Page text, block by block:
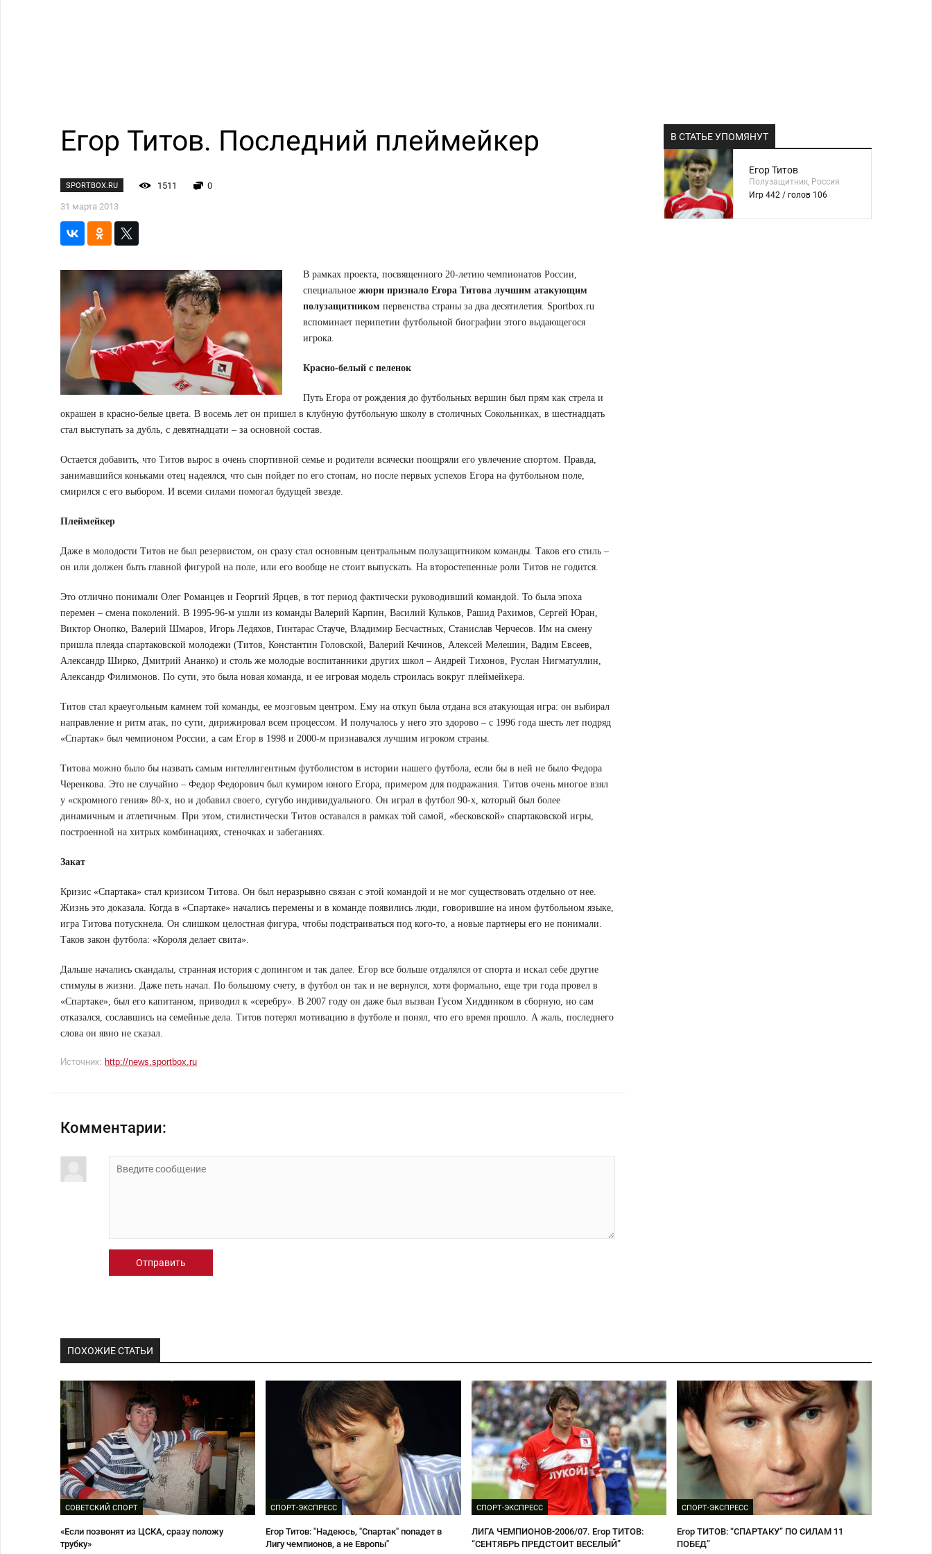
Егор Титов. Последний плеймейкер
SPORTBOX.RU 1511
0
31 марта 2013
В рамках проекта, посвященного 20-летию чемпионатов России,
специальное жюри признало Егора Титова лучшим атакующим
полузащитником первенства страны за два десятилетия. Sportbox.ru
вспоминает перипетии футбольной биографии этого выдающегося
игрока.
Красно-белый с пеленок
Путь Егора от рождения до футбольных вершин был прям как стрела и
окрашен в красно-белые цвета. В восемь лет он пришел в клубную футбольную школу в столичных Сокольниках, в шестнадцать
стал выступать за дубль, с девятнадцати – за основной состав.
Остается добавить, что Титов вырос в очень спортивной семье и родители всячески поощряли его увлечение спортом. Правда,
занимавшийся коньками отец надеялся, что сын пойдет по его стопам, но после первых успехов Егора на футбольном поле,
смирился с его выбором. И всеми силами помогал будущей звезде.
Плеймейкер
Даже в молодости Титов не был резервистом, он сразу стал основным центральным полузащитником команды. Таков его стиль –
он или должен быть главной фигурой на поле, или его вообще не стоит выпускать. На второстепенные роли Титов не годится.
Это отлично понимали Олег Романцев и Георгий Ярцев, в тот период фактически руководивший командой. То была эпоха
перемен – смена поколений. В 1995-96-м ушли из команды Валерий Карпин, Василий Кульков, Рашид Рахимов, Сергей Юран,
Виктор Онопко, Валерий Шмаров, Игорь Ледяхов, Гинтарас Стауче, Владимир Бесчастных, Станислав Черчесов. Им на смену
пришла плеяда спартаковской молодежи (Титов, Константин Головской, Валерий Кечинов, Алексей Мелешин, Вадим Евсеев,
Александр Ширко, Дмитрий Ананко) и столь же молодые воспитанники других школ – Андрей Тихонов, Руслан Нигматуллин,
Александр Филимонов. По сути, это была новая команда, и ее игровая модель строилась вокруг плеймейкера.
Титов стал краеугольным камнем той команды, ее мозговым центром. Ему на откуп была отдана вся атакующая игра: он выбирал
направление и ритм атак, по сути, дирижировал всем процессом. И получалось у него это здорово – с 1996 года шесть лет подряд
«Спартак» был чемпионом России, а сам Егор в 1998 и 2000-м признавался лучшим игроком страны.
Титова можно было бы назвать самым интеллигентным футболистом в истории нашего футбола, если бы в ней не было Федора
Черенкова. Это не случайно – Федор Федорович был кумиром юного Егора, примером для подражания. Титов очень многое взял
у «скромного гения» 80-х, но и добавил своего, сугубо индивидуального. Он играл в футбол 90-х, который был более
динамичным и атлетичным. При этом, стилистически Титов оставался в рамках той самой, «бесковской» спартаковской игры,
построенной на хитрых комбинациях, стеночках и забеганиях.
Закат
Кризис «Спартака» стал кризисом Титова. Он был неразрывно связан с этой командой и не мог существовать отдельно от нее.
Жизнь это доказала. Когда в «Спартаке» начались перемены и в команде появились люди, говорившие на ином футбольном языке,
игра Титова потускнела. Он слишком целостная фигура, чтобы подстраиваться под кого-то, а новые партнеры его не понимали.
Таков закон футбола: «Короля делает свита».
Дальше начались скандалы, странная история с допингом и так далее. Егор все больше отдалялся от спорта и искал себе другие
стимулы в жизни. Даже петь начал. По большому счету, в футбол он так и не вернулся, хотя формально, еще три года провел в
«Спартаке», был его капитаном, приводил к «серебру». В 2007 году он даже был вызван Гусом Хиддинком в сборную, но сам
отказался, сославшись на семейные дела. Титов потерял мотивацию в футболе и понял, что его время прошло. А жаль, последнего
слова он явно не сказал.
Источник: http://news.sportbox.ru
Комментарии:
Отправить
В СТАТЬЕ УПОМЯНУТ
Егор Титов
Полузащитник, Россия
Игр 442 / голов 106
ПОХОЖИЕ СТАТЬИ
СОВЕТСКИЙ СПОРТ
«Если позвонят из ЦСКА, сразу положу
трубку»
СПОРТ-ЭКСПРЕСС
Егор Титов: "Надеюсь, "Спартак" попадет в
Лигу чемпионов, а не Европы"
СПОРТ-ЭКСПРЕСС
ЛИГА ЧЕМПИОНОВ-2006/07. Егор ТИТОВ:
“СЕНТЯБРЬ ПРЕДСТОИТ ВЕСЕЛЫЙ”
СПОРТ-ЭКСПРЕСС
Егор ТИТОВ: “СПАРТАКУ” ПО СИЛАМ 11
ПОБЕД”